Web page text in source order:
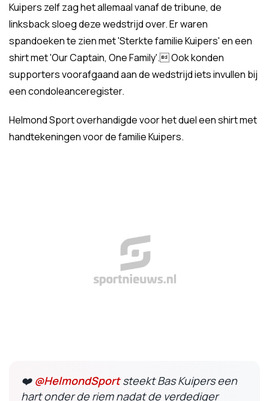
Kuipers zelf zag het allemaal vanaf de tribune, de
linksback sloeg deze wedstrijd over. Er waren
spandoeken te zien met 'Sterkte familie Kuipers' en een
shirt met 'Our Captain, One Family'. Ook konden
supporters voorafgaand aan de wedstrijd iets invullen bij
een condoleanceregister.
Helmond Sport overhandigde voor het duel een shirt met
handtekeningen voor de familie Kuipers.
❤️ @HelmondSportsteekt Bas Kuipers een
hart onder de riem nadat de verdediger